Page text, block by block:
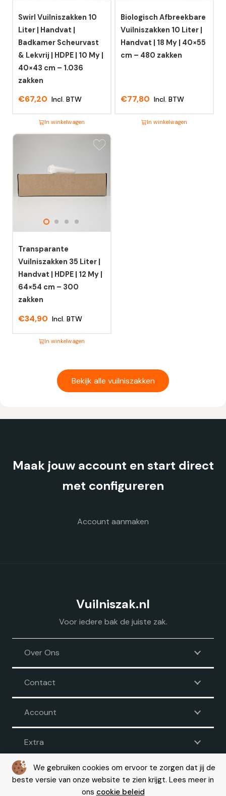
We gebruiken cookies om ervoor te zorgen dat jij de
beste versie van onze website te zien krijgt. Lees meer in
ons cookie beleid
Swirl Vuilniszakken 10
Liter | Handvat |
Badkamer Scheurvast
& Lekvrij | HDPE | 10 My |
40×43 cm – 1.036
zakken
€67,20 Incl. BTW
In winkelwagen
Dit
meerdere
variaties.
Deze
worden
op
de
productpagina
Biologisch Afbreekbare
Vuilniszakken 10 Liter |
Handvat | 18 My | 40×55
cm – 480 zakken
€77,80 Incl. BTW
In winkelwagen
Transparante
Vuilniszakken 35 Liter |
Handvat | HDPE | 12 My |
64×54 cm – 300
zakken
€34,90 Incl. BTW
In winkelwagen
Deze
worden
Bekijk alle vuilniszakken
Maak jouw account en start direct
met configureren
Account aanmaken
Vuilniszak.nl
Voor iedere bak de juiste zak.
Over Ons
Contact
Account
Extra
Voorwaarden|Disclaimer| Privacy| Cookie beleid